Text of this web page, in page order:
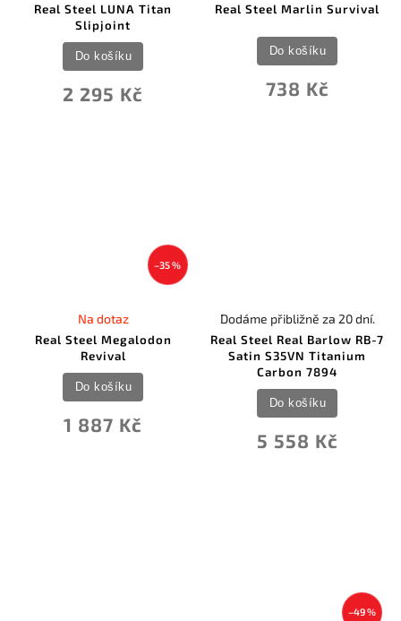
Real Steel LUNA Titan
Slipjoint
2 295 Kč
Do košíku
Real Steel Marlin Survival
738 Kč
Do košíku
–35 %
Real Steel Megalodon
Revival
Na dotaz
1 887 Kč
Do košíku
Real Steel Real Barlow RB-7
Satin S35VN Titanium
Carbon 7894
Dodáme přibližně za 20 dní.
5 558 Kč
Do košíku
–49 %